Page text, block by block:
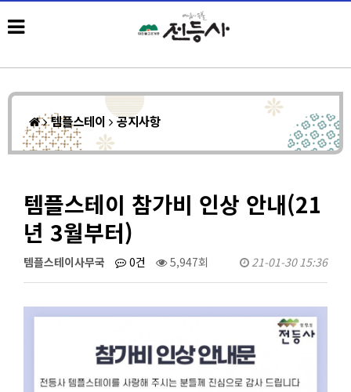
템플스테이 공지사항
템플스테이 참가비 인상 안내(21
년 3월부터)
템플스테이사무국 0건 5,947회 21-01-30 15:36